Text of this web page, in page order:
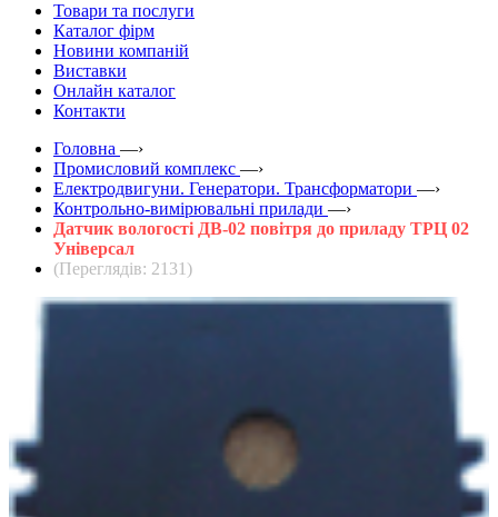
Товари та послуги
Каталог фірм
Новини компаній
Виставки
Онлайн каталог
Контакти
Головна —›
Промисловий комплекс —›
Електродвигуни. Генератори. Трансформатори —›
Контрольно-вимірювальні прилади —›
Датчик вологості ДВ-02 повітря до приладу ТРЦ 02
Універсал
(Переглядів: 2131)